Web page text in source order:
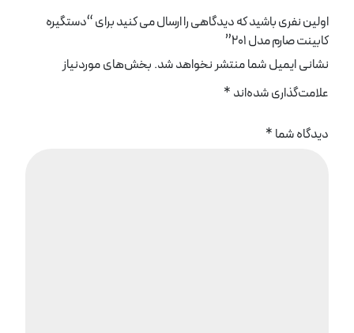
اولین نفری باشید که دیدگاهی را ارسال می کنید برای “دستگیره
کابینت صارم مدل 201”
نشانی ایمیل شما منتشر نخواهد شد. بخش‌های موردنیاز
علامت‌گذاری شده‌اند *
دیدگاه شما *